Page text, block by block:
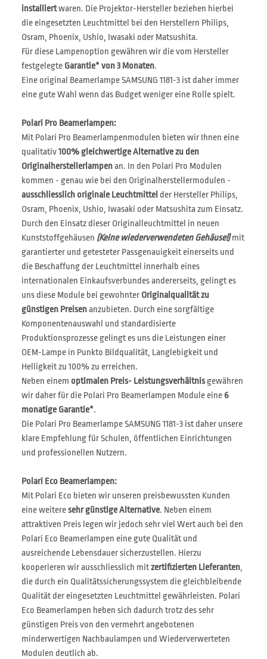
installiertwaren. Die Projektor-Hersteller beziehen hierbei
die eingesetzten Leuchtmittel bei den Herstellern Philips,
Osram, Phoenix, Ushio, Iwasaki oder Matsushita.
Für diese Lampenoption gewähren wir die vom Hersteller
festgelegte Garantie* von 3 Monaten.
Eine original Beamerlampe SAMSUNG 1181-3 ist daher immer
eine gute Wahl wenn das Budget weniger eine Rolle spielt.
Polari Pro Beamerlampen:
Mit Polari Pro Beamerlampenmodulen bieten wir Ihnen eine
qualitativ100% gleichwertige Alternative zu den
Originalherstellerlampenan. In den Polari Pro Modulen
kommen - genau wie bei den Originalherstellermodulen -
ausschliesslich originale Leuchtmittel der Hersteller Philips,
Osram, Phoenix, Ushio, Iwasaki oder Matsushita zum Einsatz.
Durch den Einsatz dieser Originalleuchtmittel in neuen
Kunststoffgehäusen (Keine wiederverwendeten Gehäuse!)mit
garantierter und getesteter Passgenauigkeit einerseits und
die Beschaffung der Leuchtmittel innerhalb eines
internationalen Einkaufsverbundes andererseits, gelingt es
uns diese Module bei gewohnter Originalqualität zu
günstigen Preisenanzubieten. Durch eine sorgfältige
Komponentenauswahl und standardisierte
Produktionsprozesse gelingt es uns die Leistungen einer
OEM-Lampe in Punkto Bildqualität, Langlebigkeit und
Helligkeit zu 100% zu erreichen.
Neben einem optimalen Preis- Leistungsverhältnisgewähren
wir daher für die Polari Pro Beamerlampen Module eine 6
monatige Garantie*.
Die Polari Pro Beamerlampe SAMSUNG 1181-3 ist daher unsere
klare Empfehlung für Schulen, öffentlichen Einrichtungen
und professionellen Nutzern.
Polari Eco Beamerlampen:
Mit Polari Eco bieten wir unseren preisbewussten Kunden
eine weiteresehr günstige Alternative. Neben einem
attraktiven Preis legen wir jedoch sehr viel Wert auch bei den
Polari Eco Beamerlampen eine gute Qualität und
ausreichende Lebensdauer sicherzustellen. Hierzu
kooperieren wir ausschliesslich mitzertifizierten Lieferanten,
die durch ein Qualitätssicherungssystem die gleichbleibende
Qualität der eingesetzten Leuchtmittel gewährleisten. Polari
Eco Beamerlampen heben sich dadurch trotz des sehr
günstigen Preis von den vermehrt angebotenen
minderwertigen Nachbaulampen und Wiederverwerteten
Modulen deutlich ab.